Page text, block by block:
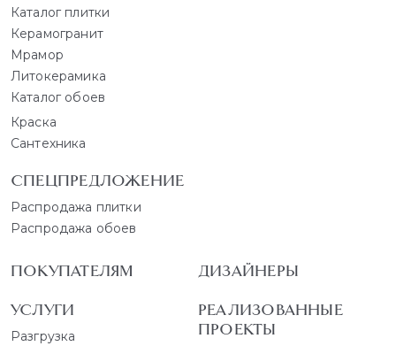
Каталог плитки
Керамогранит
Мрамор
Литокерамика
Каталог обоев
Краска
Сантехника
СПЕЦПРЕДЛОЖЕНИЕ
Распродажа плитки
Распродажа обоев
ПОКУПАТЕЛЯМ
УСЛУГИ
Разгрузка
ДИЗАЙНЕРЫ
РЕАЛИЗОВАННЫЕ
ПРОЕКТЫ